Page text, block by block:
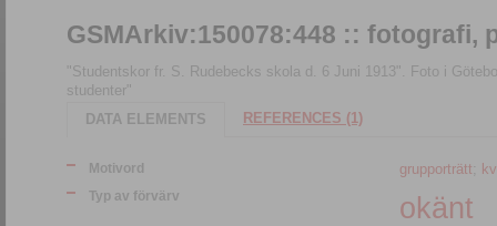
GSMArkiv:150078:448 :: fotografi,
"Studentskor fr. S. Rudebecks skola d. 6 Juni 1913". Foto i
studenter"
DATA ELEMENTS
REFERENCES (1)
Motivord grupporträtt
Typ av förvärv okänt